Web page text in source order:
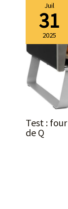
Juil
31
2025
Test :
de Q